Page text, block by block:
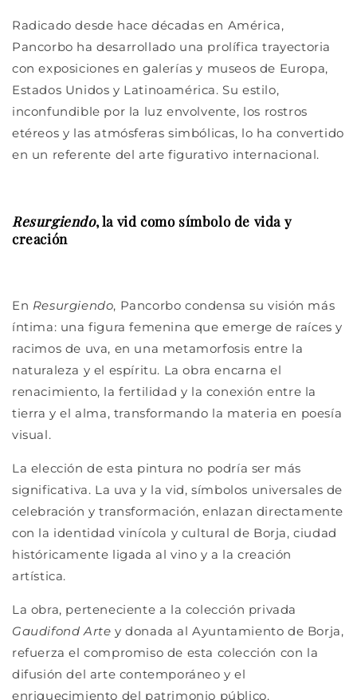
Radicado desde hace décadas en América,
Pancorbo ha desarrollado una prolífica trayectoria
con exposiciones en galerías y museos de Europa,
Estados Unidos y Latinoamérica. Su estilo,
inconfundible por la luz envolvente, los rostros
etéreos y las atmósferas simbólicas, lo ha convertido
en un referente del arte figurativo internacional.
Resurgiendo, la vid como símbolo de vida y
creación
En Resurgiendo, Pancorbo condensa su visión más
íntima: una figura femenina que emerge de raíces y
racimos de uva, en una metamorfosis entre la
naturaleza y el espíritu. La obra encarna el
renacimiento, la fertilidad y la conexión entre la
tierra y el alma, transformando la materia en poesía
visual.
La elección de esta pintura no podría ser más
significativa. La uva y la vid, símbolos universales de
celebración y transformación, enlazan directamente
con la identidad vinícola y cultural de Borja, ciudad
históricamente ligada al vino y a la creación
artística.
La obra, perteneciente a la colección privada
Gaudifond Arte y donada al Ayuntamiento de Borja,
refuerza el compromiso de esta colección con la
difusión del arte contemporáneo y el
enriquecimiento del patrimonio público.